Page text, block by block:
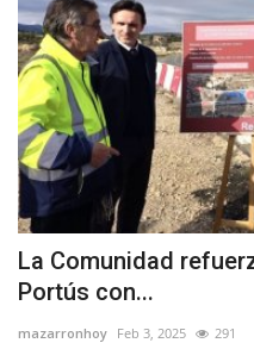
La Comunidad
Portús con...
mazarronhoy Feb 3, 2025 291